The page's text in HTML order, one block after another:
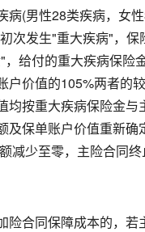
病(男性28类疾病，女
次发生"重大疾病"，
给付的重大疾病保
户价值的105%两者的
均按重大疾病保险金
及保单账户价值重新
减少至零，主险合同
险合同保障成本的，